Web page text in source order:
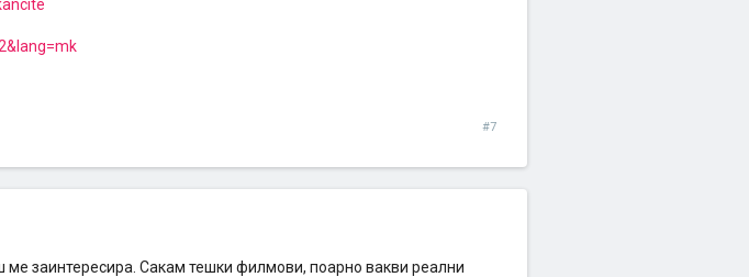
#7
заинтересира. Сакам тешки филмови, поарно вакви реални